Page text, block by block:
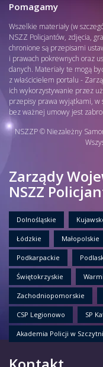
Pomagamy
Wszelkie materiały (w
NSZZ Policjantów, zdjęcia,
chronione są przepisami
i prawach pokrewnych oraz
danych. Materiały te mogą
z właścicielem portalu -
ich wykorzystywanie przez
przepisy prawa wyjątkami, w
bez ważnej umowy jest
NSZZP © Niezależny
Zarządy
NSZZ
Dolnośląskie
Łódzkie Małopolskie
Podkarpackie
Świętokrzyskie
Zachodniopomorskie
CSP Legionowo SP
Akademia Policji w